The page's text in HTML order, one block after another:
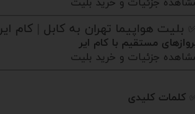
جزئیات و خرید بلیت
بلیت هواپیما تهران به کابل | کام ایر
مستقیم با کام ایر
جزئیات و خرید بلیت
کلمات کلیدی